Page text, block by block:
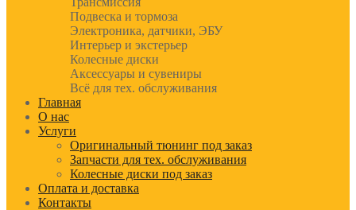
Подвеска и тормоза
Электроника, датчики, ЭБУ
Интерьер и экстерьер
Колесные диски
Аксессуары и сувениры
Всё для тех. обслуживания
Главная
О нас
Услуги
Оригинальный тюнинг под заказ
Запчасти для тех. обслуживания
Колесные диски под заказ
Оплата и доставка
Контакты